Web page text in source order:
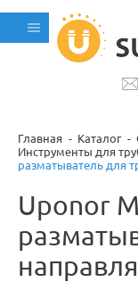
Главная Каталог
Инструменты для
разматыватель для
Uponor